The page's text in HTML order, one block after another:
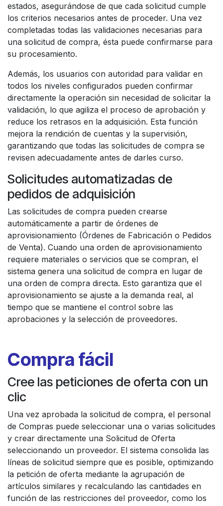
estados, asegurándose de que cada solicitud cumple
los criterios necesarios antes de proceder. Una vez
completadas todas las validaciones necesarias para
una solicitud de compra, ésta puede confirmarse para
su procesamiento.
Además, los usuarios con autoridad para validar en
todos los niveles configurados pueden confirmar
directamente la operación sin necesidad de solicitar la
validación, lo que agiliza el proceso de aprobación y
reduce los retrasos en la adquisición. Esta función
mejora la rendición de cuentas y la supervisión,
garantizando que todas las solicitudes de compra se
revisen adecuadamente antes de darles curso.
Solicitudes automatizadas de
pedidos de adquisición
Las solicitudes de compra pueden crearse
automáticamente a partir de órdenes de
aprovisionamiento (Órdenes de Fabricación o Pedidos
de Venta). Cuando una orden de aprovisionamiento
requiere materiales o servicios que se compran, el
sistema genera una solicitud de compra en lugar de
una orden de compra directa. Esto garantiza que el
aprovisionamiento se ajuste a la demanda real, al
tiempo que se mantiene el control sobre las
aprobaciones y la selección de proveedores.
Compra fácil
Cree las peticiones de oferta con un
clic
Una vez aprobada la solicitud de compra, el personal
de Compras puede seleccionar una o varias solicitudes
y crear directamente una Solicitud de Oferta
seleccionando un proveedor. El sistema consolida las
líneas de solicitud siempre que es posible, optimizando
la petición de oferta mediante la agrupación de
artículos similares y recalculando las cantidades en
función de las restricciones del proveedor, como los